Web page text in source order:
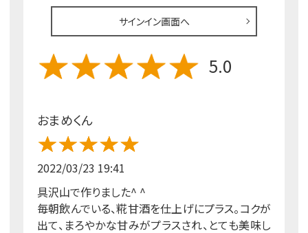
サインイン画面へ
5.0
おまめくん
2022/03/23 19:41
具沢山で作りました^ ^
毎朝飲んでいる、糀甘酒を仕上げにプラス。コクが
出て、まろやかな甘みがプラスされ、とても美味し